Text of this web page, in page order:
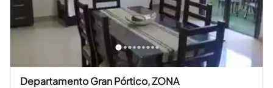
Departamento Gran Pórtico, ZONA